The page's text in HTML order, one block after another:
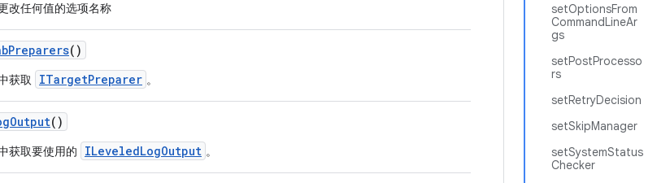
setOptionsFrom
CommandLineAr
gs
setPostProcesso
rs
setRetryDecision
setSkipManager
setSystemStatus
Checker
改任何值的选项名称
Preparers()
获取 ITargetPreparer 。
Output()
获取要使用的 ILeveledLogOutput 。